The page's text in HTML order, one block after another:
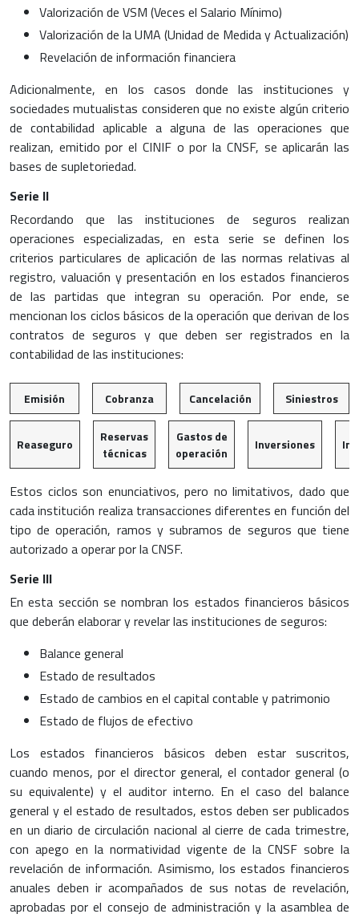
Valorización de VSM (Veces el Salario Mínimo)
Valorización de la UMA (Unidad de Medida y Actualización)
Revelación de información financiera
Adicionalmente, en los casos donde las instituciones y
sociedades mutualistas consideren que no existe algún criterio
de contabilidad aplicable a alguna de las operaciones que
realizan, emitido por el CINIF o por la CNSF, se aplicarán las
bases de supletoriedad.
Serie II
Recordando que las instituciones de seguros realizan
operaciones especializadas, en esta serie se definen los
criterios particulares de aplicación de las normas relativas al
registro, valuación y presentación en los estados financieros
de las partidas que integran su operación. Por ende, se
mencionan los ciclos básicos de la operación que derivan de los
contratos de seguros y que deben ser registrados en la
contabilidad de las instituciones:
Emisión Cobranza Cancelación Siniestros
Reaseguro
Reservas
técnicas
Gastos de
operación
Inversiones
Estos ciclos son enunciativos, pero no limitativos, dado que
cada institución realiza transacciones diferentes en función del
tipo de operación, ramos y subramos de seguros que tiene
autorizado a operar por la CNSF.
Serie III
En esta sección se nombran los estados financieros básicos
que deberán elaborar y revelar las instituciones de seguros:
Balance general
Estado de resultados
Estado de cambios en el capital contable y patrimonio
Estado de flujos de efectivo
Los estados financieros básicos deben estar suscritos,
cuando menos, por el director general, el contador general (o
su equivalente) y el auditor interno. En el caso del balance
general y el estado de resultados, estos deben ser publicados
en un diario de circulación nacional al cierre de cada trimestre,
con apego en la normatividad vigente de la CNSF sobre la
revelación de información. Asimismo, los estados financieros
anuales deben ir acompañados de sus notas de revelación,
aprobadas por el consejo de administración y la asamblea de